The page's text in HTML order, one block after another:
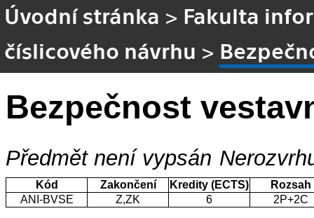
Úvodní stránka > Fakulta
číslicového návrhu >
Bezpečnost
Předmět není vypsán
Kód Zakončení Kredity (ECTS)
Rozsah
ANI-BVSE
Z,ZK 6 2P+2C